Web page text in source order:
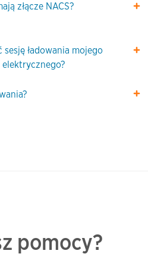
złącze NACS?
ładowania mojego
pomocy?